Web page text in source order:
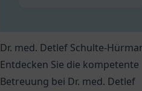
Dr. med. Detlef Schulte-
Entdecken Sie die kompetente
Betreuung bei Dr. med. Detlef